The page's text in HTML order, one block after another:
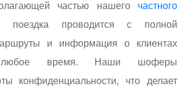
частью нашего частного
проводится с полной
и информация о клиентах
любое время. Наши шоферы
конфиденциальности, что делает